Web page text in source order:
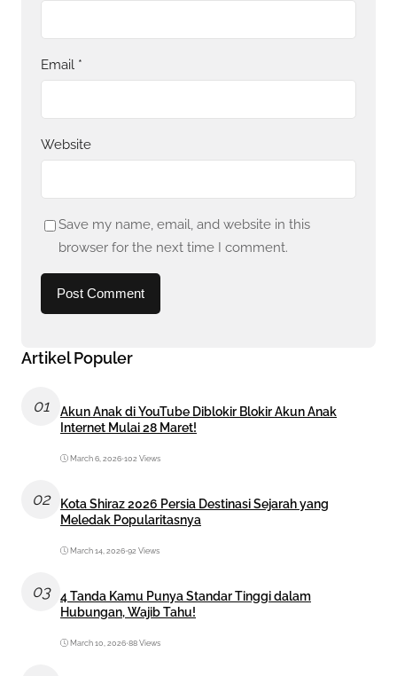
Email *
Website
Save my name, email, and website in this
browser for the next time I comment.
Artikel Populer
01
Akun Anak di YouTube Diblokir Blokir Akun Anak
Internet Mulai 28 Maret!
March 6, 2026•102 Views
02
Kota Shiraz 2026 Persia Destinasi Sejarah yang
Meledak Popularitasnya
March 14, 2026•92 Views
03
4 Tanda Kamu Punya Standar Tinggi dalam
Hubungan, Wajib Tahu!
March 10, 2026•88 Views